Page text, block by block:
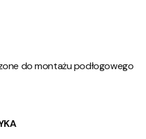
do montażu podłogowego